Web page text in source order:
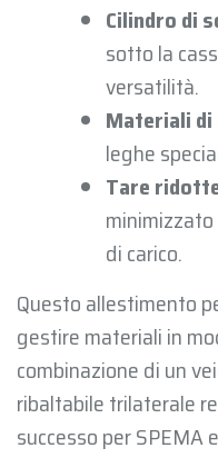
Cilindro di
sotto la
versatilità.
Materiali
leghe
Tare
di carico.
Questo allestimento
gestire materiali in
combinazione di un
ribaltabile trilaterale
successo per SPEMA